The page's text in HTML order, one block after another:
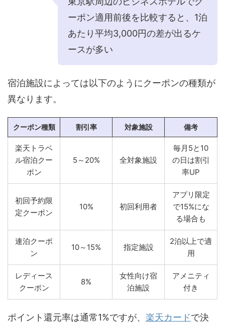
ーポン適用前後を比較すると、1泊
あたり平均3,000円の差が出るケ
ースが多い
宿泊施設によっては以下のようにクーポンの種類が
異なります。
クーポン種類 割引率 対象施設 備考
楽天トラベ
ル宿泊クー
ポン
5～20% 全対象施設
毎月5と10
の日は割引
率UP
初回予約限
定クーポン
10% 初回利用者
アプリ限定
で15%にな
る場合も
連泊クーポ
ン
10～15% 指定施設
2泊以上で適
用
レディース
クーポン
8%
女性向け宿
泊施設
アメニティ
付き
ポイント還元率は通常1%ですが、 楽天カードで決